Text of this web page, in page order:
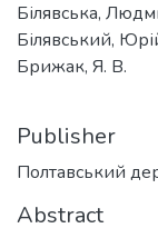
Білявська,
Білявський,
Брижак, Я. В.
Publisher
Полтавський
Abstract